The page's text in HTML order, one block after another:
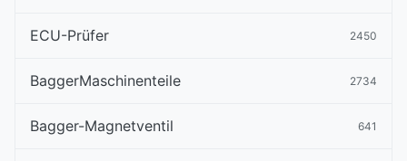
ECU-Prüfer 2450
BaggerMaschinenteile 2734
Bagger-Magnetventil 641